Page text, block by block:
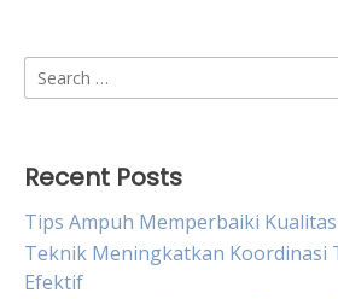
Search
for:
Recent Posts
Tips Ampuh Memperbaiki
Teknik Meningkatkan Koordinasi
Efektif